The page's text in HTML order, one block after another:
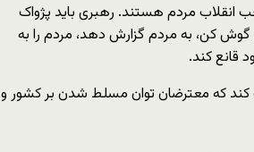
انقلاب مردم هستند. رهبری باید پژواک
کن، به مردم گزارش دهد، مردم را به
قانع کند.
کند که معترضان توان مسلط‌ شدن بر کشور و